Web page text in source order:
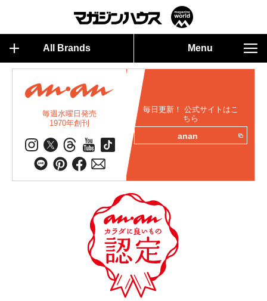
All Brands Menu
毎週水曜日発売
1970年創刊
毎日更新！ 公式サイトはこ
ちら
anan